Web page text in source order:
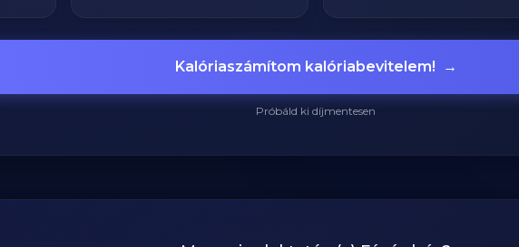
Kalóriaszámítom kalóriabevitelem! →
Próbáld ki díjmentesen